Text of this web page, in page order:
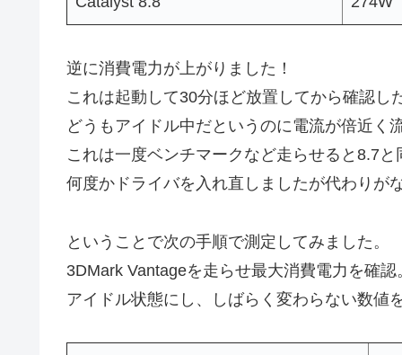
逆に消費電力が上がりました！
これは起動して30分ほど放置してから確認し
どうもアイドル中だというのに電流が倍近く
これは一度ベンチマークなど走らせると8.7と
何度かドライバを入れ直しましたが代わりが
ということで次の手順で測定してみました。
3DMark Vantageを走らせ最大消費電力を確認
アイドル状態にし、しばらく変わらない数値